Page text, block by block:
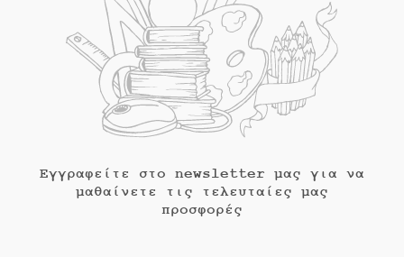
Εγγραφείτε στο newsletter μας για να
μαθαίνετε τις τελευταίες μας
προσφορές